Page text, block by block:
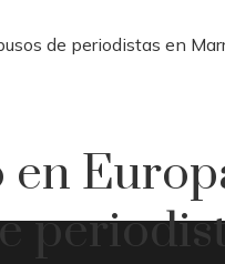
de periodistas en
en